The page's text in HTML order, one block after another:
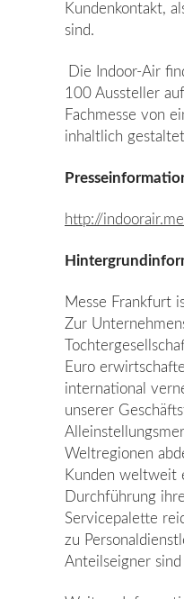
Kundenkontakt,
sind.
Die Indoor-Air
100 Aussteller
Fachmesse von
inhaltlich
http://
Messe Frankfurt
Zur
Euro
international
unserer
Weltregionen
Kunden weltweit
Durchführung
Servicepalette
zu
Anteilseigner